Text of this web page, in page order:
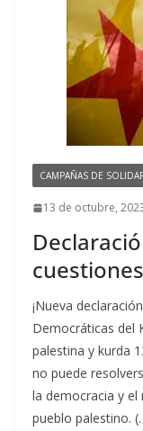
CAMPAÑAS DE
13 de octubre,
¡Nueva
Democráticas del
palestina y kurda
no puede
la democracia y
pueblo palestino.